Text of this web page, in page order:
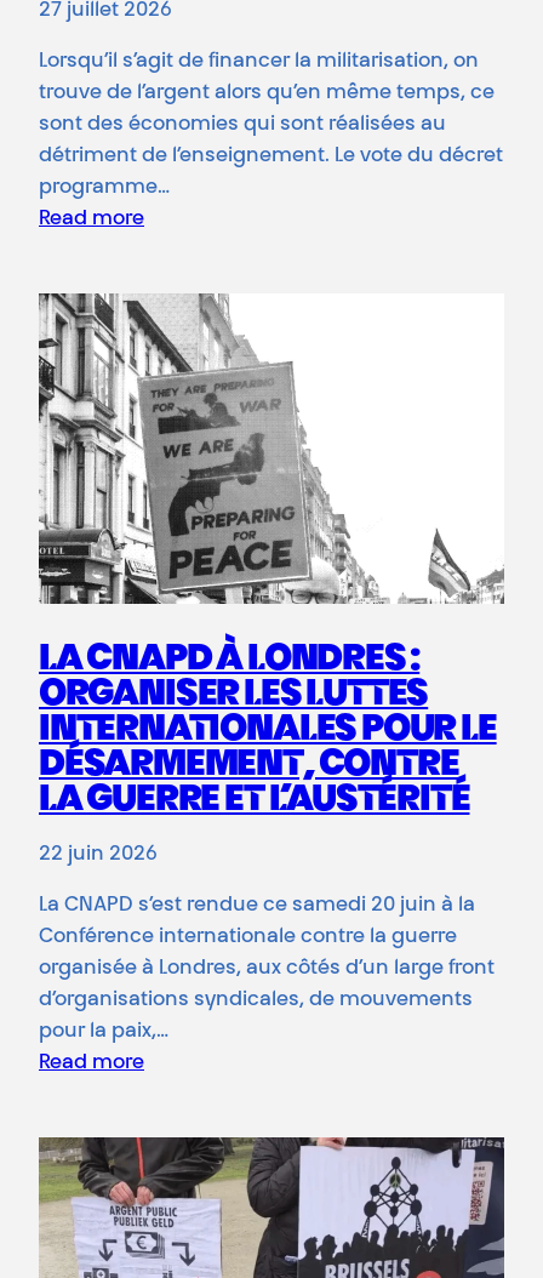
27 juillet 2026
Lorsqu’il s’agit de financer la militarisation, on
trouve de l’argent alors qu’en même temps, ce
sont des économies qui sont réalisées au
détriment de l’enseignement. Le vote du décret
programme…
Read more
LA CNAPD À LONDRES :
ORGANISER LES LUTTES
INTERNATIONALES POUR LE
DÉSARMEMENT, CONTRE
LA GUERRE ET L’AUSTÉRITÉ
22 juin 2026
La CNAPD s’est rendue ce samedi 20 juin à la
Conférence internationale contre la guerre
organisée à Londres, aux côtés d’un large front
d’organisations syndicales, de mouvements
pour la paix,…
Read more